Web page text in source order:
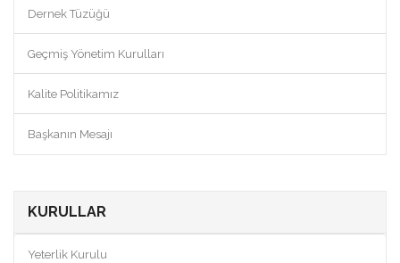
Dernek Tüzüğü
Geçmiş Yönetim Kurulları
Kalite Politikamız
Başkanın Mesajı
KURULLAR
Yeterlik Kurulu